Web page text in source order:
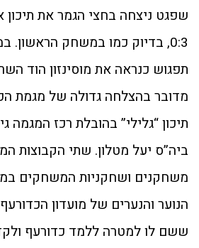
שפגט ניצחה בחצי הגמר את תיכון
0:3, בדיוק כמו במשחק
תפגוש כנראה את מוסינזון הוד
מדובר בהצלחה גדולה של מגמת
תיכון “גלילי” בהובלת רכז המגמה
ביה”ס יעל מטלון. שתי הקבוצות
משחקנים ושחקניות המשחקים
הנוער והנערים של מועדון
ששם לו למטרה ללמד כדורעף